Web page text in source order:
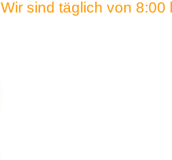
Wir sind täglich von